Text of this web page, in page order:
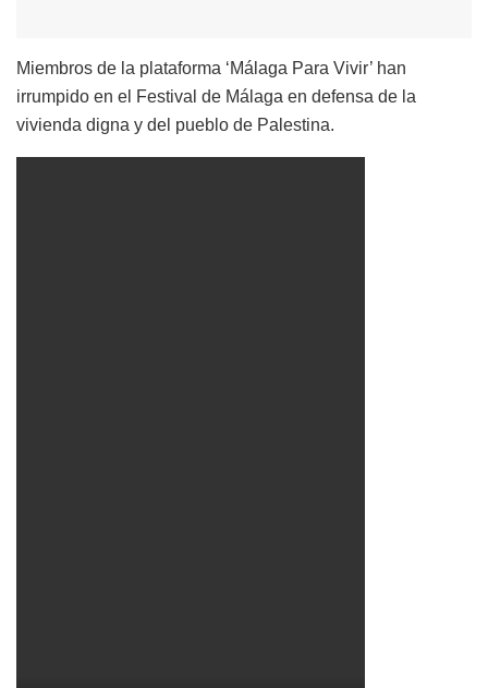
Miembros de la plataforma ‘Málaga Para Vivir’ han
irrumpido en el Festival de Málaga en defensa de la
vivienda digna y del pueblo de Palestina.